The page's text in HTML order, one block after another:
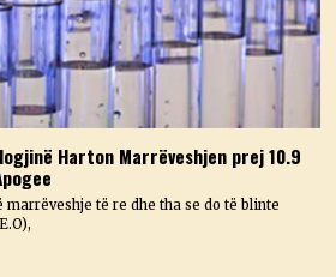
Harton Marrëveshjen prej 10.9
marrëveshje të re dhe tha se do të blinte